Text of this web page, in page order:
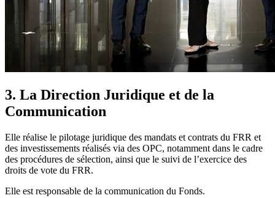
3. La Direction Juridique et de la
Communication
Elle réalise le pilotage juridique des mandats et contrats du FRR et
des investissements réalisés via des OPC, notamment dans le cadre
des procédures de sélection, ainsi que le suivi de l’exercice des
droits de vote du FRR.
Elle est responsable de la communication du Fonds.